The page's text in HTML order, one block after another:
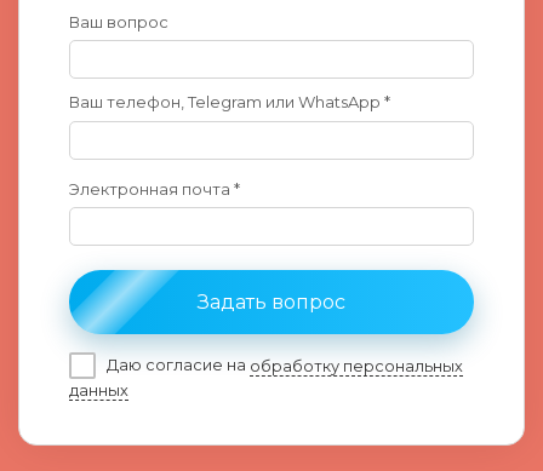
Ваш вопрос
Ваш телефон, Telegram или WhatsApp *
Электронная почта *
Задать вопрос
Даю согласие на обработку персональных
данных